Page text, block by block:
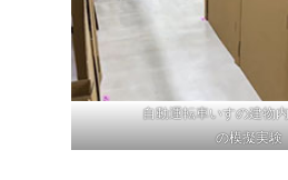
自動運転車いすの建物
の模擬実験